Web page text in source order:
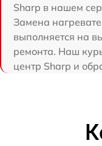
Sharp в нашем
Замена
выполняется на
ремонта. Наш
центр Sharp и